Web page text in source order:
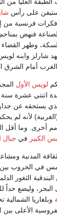
على رأس
فكرات فرنسية
فنهض
وطهر القضاء
شارلز وابنه
أمام الشرق
لويس الأول
بولندة اثنتي
يستحقه عن
لأنه لم
أخرى. وما أقل
الكبير في جبال
المدنية
في الحروب بين
الثغور
البحر، وليضع حداً
وبلغاريا
الأعلى بين